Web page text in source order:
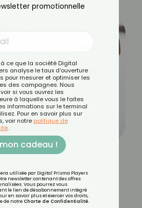
promotionnelle
ce que la société Digital
analyse le taux d'ouverture
pour mesurer et optimiser les
des campagnes. Nous
si vous ouvrez les
à laquelle vous le faites
informations sur le terminal
Pour en savoir plus sur
voir notre politique de
.
cadeau !
utilisée par Digital Prisma Players
newsletter contenant des offres
Vous pourrez vous
le lien de désabonnement intégré
en savoir plus et exercer vos droits,
de notre Charte de Confidentialité.